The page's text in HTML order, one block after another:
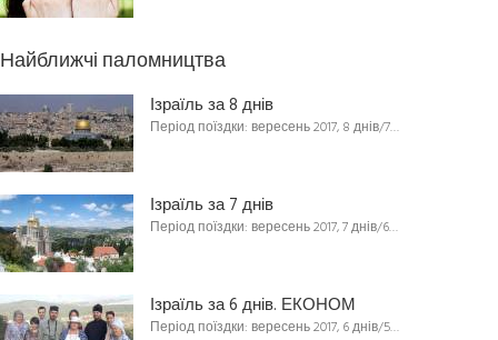
Найближчі паломництва
Ізраїль за 8 днів
Період поїздки: вересень 2017, 8 днів/7…
Ізраїль за 7 днів
Період поїздки: вересень 2017, 7 днів/6…
Ізраїль за 6 днів. ЕКОНОМ
Період поїздки: вересень 2017, 6 днів/5…